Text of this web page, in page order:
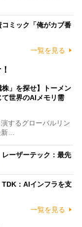
ミック「俺がカブ番
一覧を見る
株」を探せ】トーメン
世界のAIメモリ需
するグローバルリン
…
レーザーテック：最先
TDK：AIインフラを支
一覧を見る